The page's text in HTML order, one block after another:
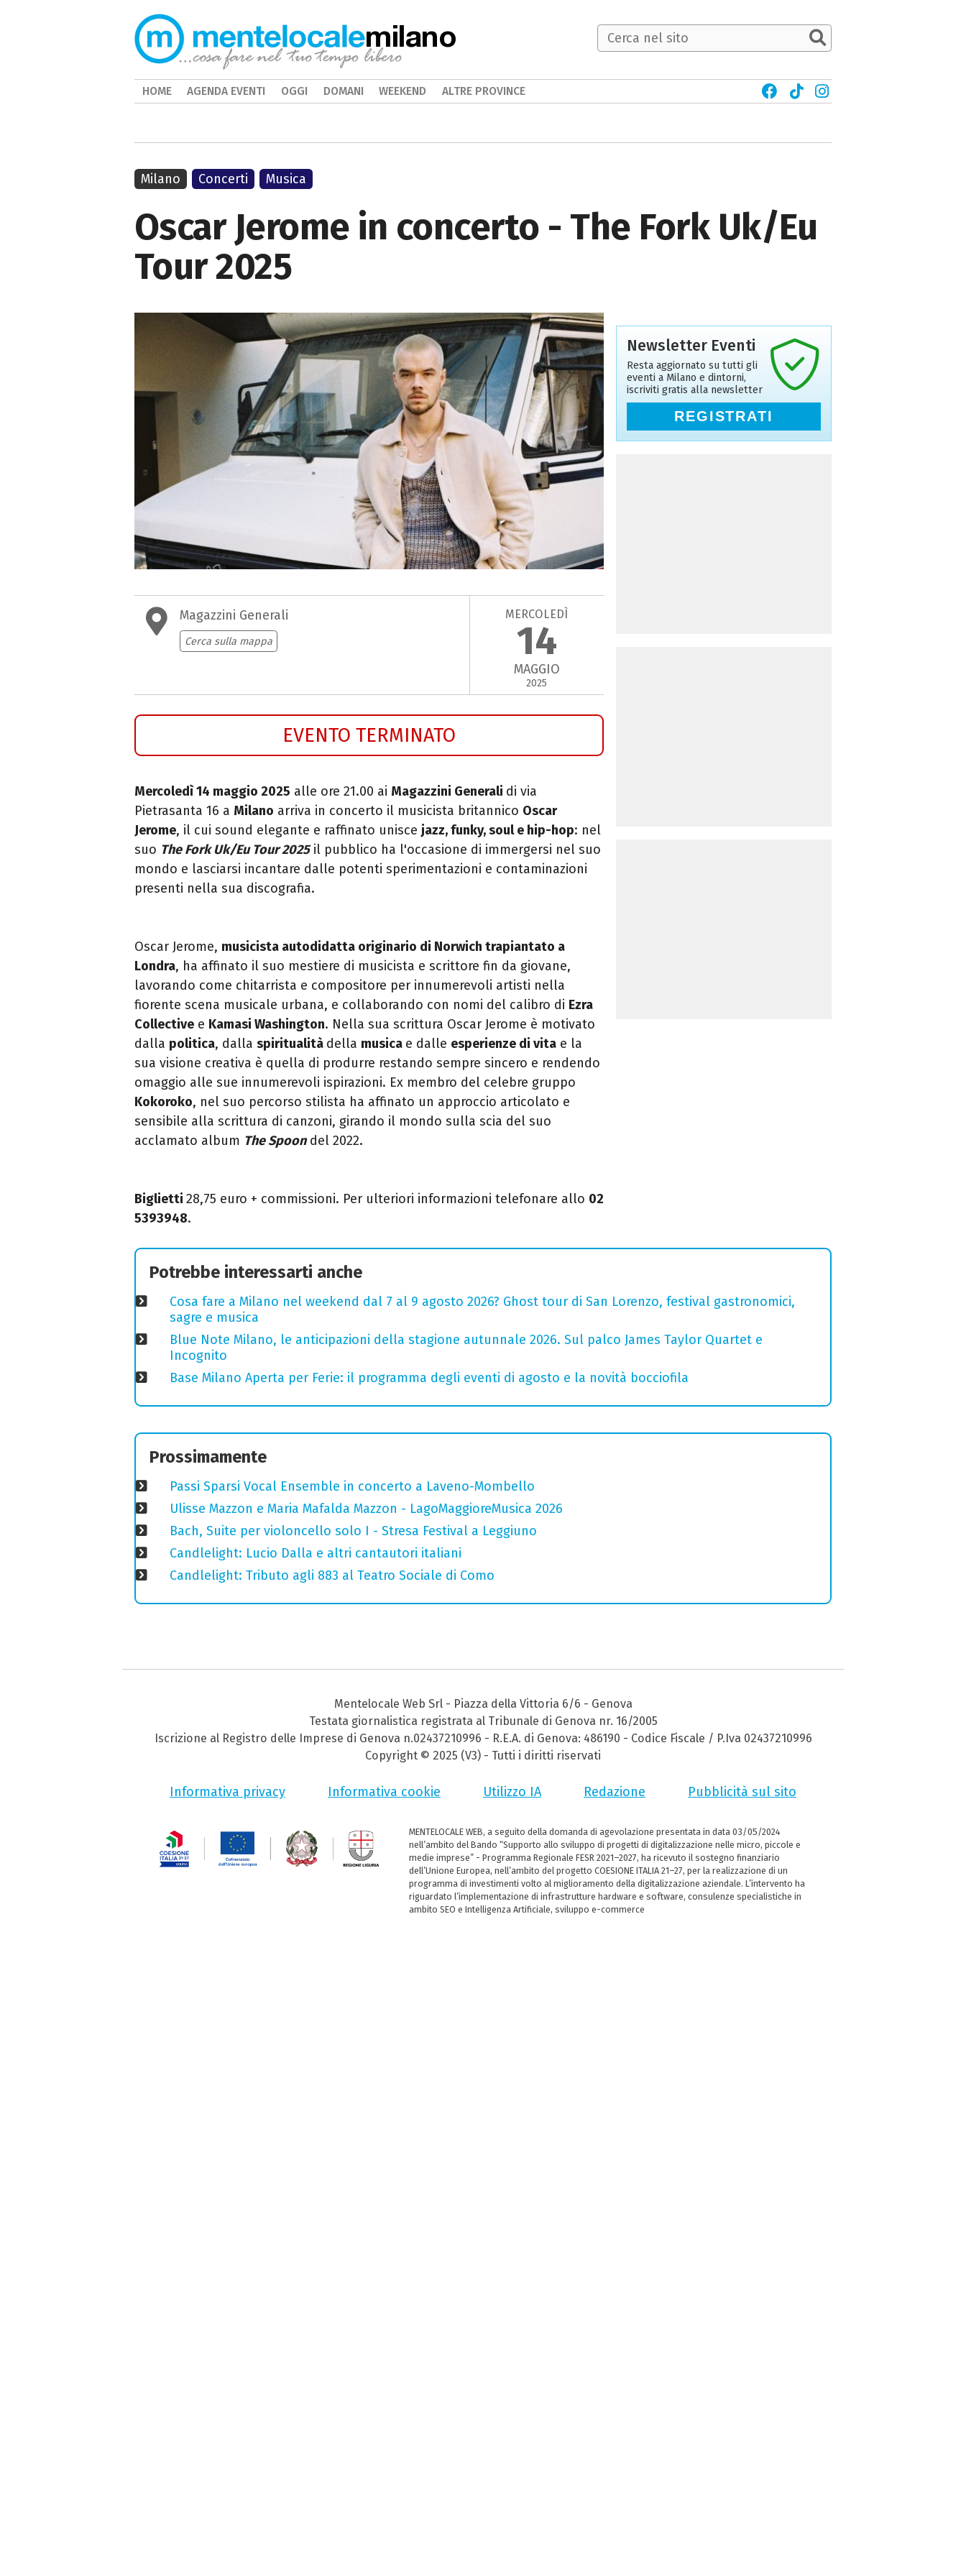
Oscar Jerome in concerto - The Fork Uk/Eu
Tour 2025
Magazzini Generali
Cerca sulla mappa
MERCOLEDÌ
14
MAGGIO
2025
EVENTO TERMINATO
Mercoledì 14 maggio 2025 alle ore 21.00 ai Magazzini Generali di via
Pietrasanta 16 a Milano arriva in concerto il musicista britannico Oscar
Jerome, il cui sound elegante e raffinato unisce jazz, funky, soul e hip-hop: nel
suo The Fork Uk/Eu Tour 2025il pubblico ha l'occasione di immergersi nel suo
mondo e lasciarsi incantare dalle potenti sperimentazioni e contaminazioni
presenti nella sua discografia.
Oscar Jerome, musicista autodidatta originario di Norwich trapiantato a
Londra, ha affinato il suo mestiere di musicista e scrittore fin da giovane,
lavorando come chitarrista e compositore per innumerevoli artisti nella
fiorente scena musicale urbana, e collaborando con nomi del calibro di Ezra
Collective e Kamasi Washington. Nella sua scrittura Oscar Jerome è motivato
dalla politica, dalla spiritualità della musica e dalle esperienze di vita e la
sua visione creativa è quella di produrre restando sempre sincero e rendendo
omaggio alle sue innumerevoli ispirazioni. Ex membro del celebre gruppo
Kokoroko, nel suo percorso stilista ha affinato un approccio articolato e
sensibile alla scrittura di canzoni, girando il mondo sulla scia del suo
acclamato album The Spoondel 2022.
Biglietti 28,75 euro + commissioni. Per ulteriori informazioni telefonare allo 02
5393948.
Milano Concerti Musica
Newsletter Eventi
Resta aggiornato su tutti gli
eventi a Milano e dintorni,
iscriviti gratis alla newsletter
REGISTRATI
Potrebbe interessarti anche
Cosa fare a Milano nel weekend dal 7 al 9 agosto 2026? Ghost tour di San Lorenzo, festival gastronomici,
sagre e musica
Blue Note Milano, le anticipazioni della stagione autunnale 2026. Sul palco James Taylor Quartet e
Incognito
Base Milano Aperta per Ferie: il programma degli eventi di agosto e la novità bocciofila
Prossimamente
Passi Sparsi Vocal Ensemble in concerto a Laveno-Mombello
Ulisse Mazzon e Maria Mafalda Mazzon - LagoMaggioreMusica 2026
Bach, Suite per violoncello solo I - Stresa Festival a Leggiuno
Candlelight: Lucio Dalla e altri cantautori italiani
Candlelight: Tributo agli 883 al Teatro Sociale di Como
milano
HOME AGENDA EVENTI OGGI DOMANI WEEKEND ALTRE PROVINCE
Mentelocale Web Srl - Piazza della Vittoria 6/6 - Genova
Testata giornalistica registrata al Tribunale di Genova nr. 16/2005
Iscrizione al Registro delle Imprese di Genova n.02437210996 - R.E.A. di Genova: 486190 - Codice Fiscale / P.Iva 02437210996
Copyright © 2025 (V3) - Tutti i diritti riservati
Informativa privacy Informativa cookie Utilizzo IA Redazione Pubblicità sul sito
MENTELOCALE WEB, a seguito della domanda di agevolazione presentata in data 03/05/2024
nell’ambito del Bando “Supporto allo sviluppo di progetti di digitalizzazione nelle micro, piccole e
medie imprese” - Programma Regionale FESR 2021–2027, ha ricevuto il sostegno finanziario
dell’Unione Europea, nell’ambito del progetto COESIONE ITALIA 21–27, per la realizzazione di un
programma di investimenti volto al miglioramento della digitalizzazione aziendale. L’intervento ha
riguardato l’implementazione di infrastrutture hardware e software, consulenze specialistiche in
ambito SEO e Intelligenza Artificiale, sviluppo e-commerce